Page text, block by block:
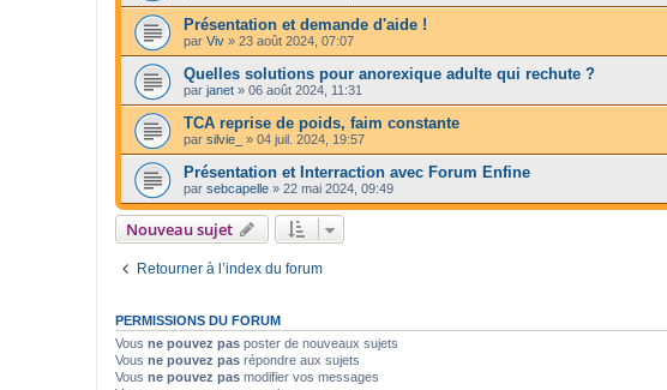
Présentation et demande d'aide !
par Viv » 23 août 2024, 07:07
Quelles solutions pour anorexique adulte qui rechute ?
par janet » 06 août 2024, 11:31
TCA reprise de poids, faim constante
par silvie_ » 04 juil. 2024, 19:57
Présentation et Interraction avec Forum Enfine
par sebcapelle » 22 mai 2024, 09:49
Nouveau sujet
Retourner à l’index du forum
PERMISSIONS DU FORUM
Vous ne pouvez pas poster de nouveaux sujets
Vous ne pouvez pas répondre aux sujets
Vous ne pouvez pas modifier vos messages